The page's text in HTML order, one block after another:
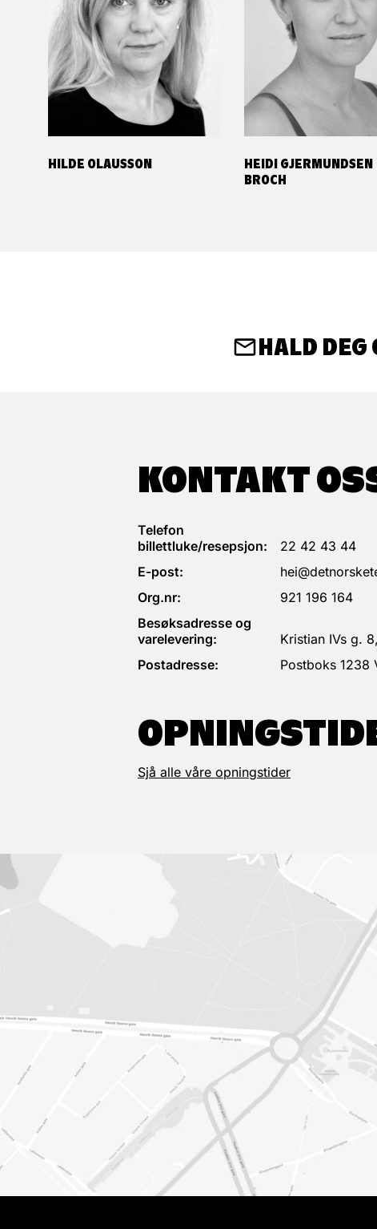
HILDE OLAUSSON
HEIDI GJERMUNDSEN
BROCH
HALD
KONTAKT
Telefon
billettluke/resepsjon:
22 42 43 44
E-post:
Org.nr:
921 196 164
Besøksadresse og
varelevering:
Kristian IVs g.
Postadresse:
Postboks 1238
Sjå alle våre opningstider